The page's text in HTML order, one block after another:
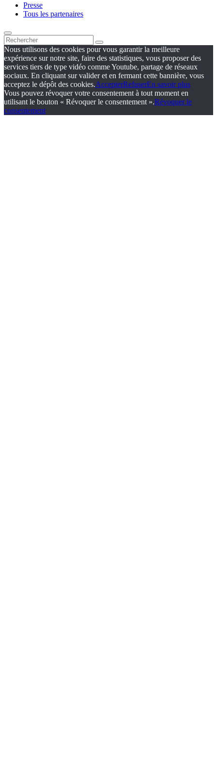
Presse
Tous les partenaires
Nous utilisons des cookies pour vous garantir la meilleure
expérience sur notre site, faire des statistiques, vous proposer des
services tiers de type vidéo comme Youtube, partage de réseaux
sociaux. En cliquant sur valider et en fermant cette bannière, vous
acceptez le dépôt des cookies.AccepterRefuserEn savoir plus
Vous pouvez révoquer votre consentement à tout moment en
utilisant le bouton « Révoquer le consentement ».Révoquer le
consentement